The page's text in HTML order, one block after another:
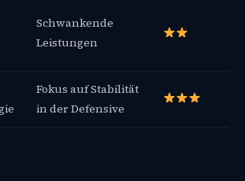
Schwankende
Leistungen
Fokus auf Stabilität
in der Defensive